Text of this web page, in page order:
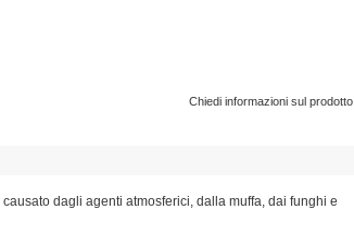
Chiedi informazioni sul prodotto
dagli agenti atmosferici, dalla muffa, dai funghi e